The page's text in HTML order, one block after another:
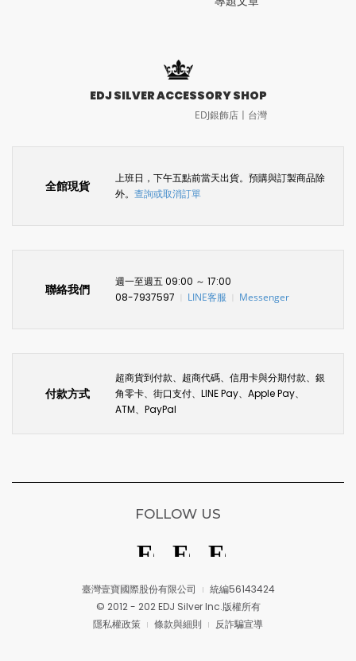
EDJ SILVER ACCESSORY SHOP
EDJ銀飾店〡台灣
全館現貨
上班日，下午五點前當天出貨。預購與訂製商品除
外。 查詢或取消訂單
聯絡我們
週一至週五 09:00 ～ 17:00
08-7937597
LINE客服 Messenger
付款方式
超商貨到付款、超商代碼、信用卡與分期付款、銀
角零卡、街口支付、LINE Pay、Apple Pay、
ATM、PayPal
臺灣壹寶國際股份有限公司
統編56143424
© 2012 - 202 EDJ Silver Inc.版權所有
隱私權政策
條款與細則 反詐騙宣導
FOLLOW US